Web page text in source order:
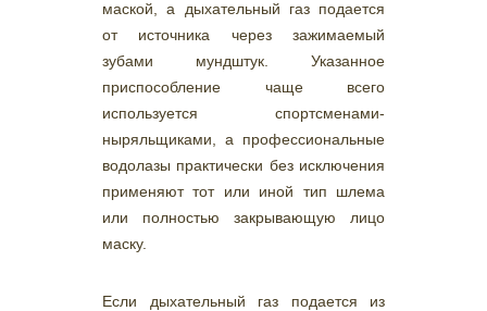
маской, а дыхательный газ подается
от источника через зажимаемый
зубами мундштук. Указанное
приспособление чаще всего
используется спортсменами-
ныряльщиками, а профессиональные
водолазы практически без исключения
применяют тот или иной тип шлема
или полностью закрывающую лицо
маску.
Если дыхательный газ подается из